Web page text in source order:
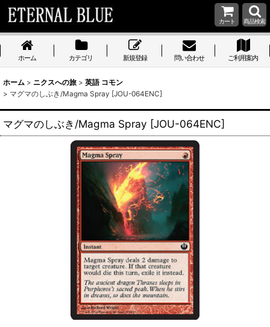
カート 商品検索
ホーム カテゴリ 新規登録 問い合わせ ご利用案内
ホーム > ニクスへの旅 > 英語 コモン
> マグマのしぶき/Magma Spray [JOU-064ENC]
マグマのしぶき/Magma Spray [JOU-064ENC]